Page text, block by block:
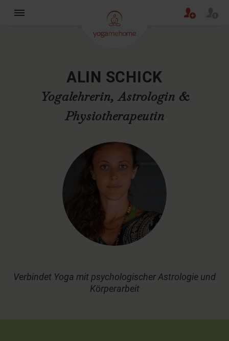
ALIN SCHICK
Yogalehrerin, Astrologin &
Physiotherapeutin
Verbindet Yoga mit psychologischer Astrologie und
Körperarbeit